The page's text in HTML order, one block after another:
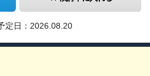
定日： 2026.08.20